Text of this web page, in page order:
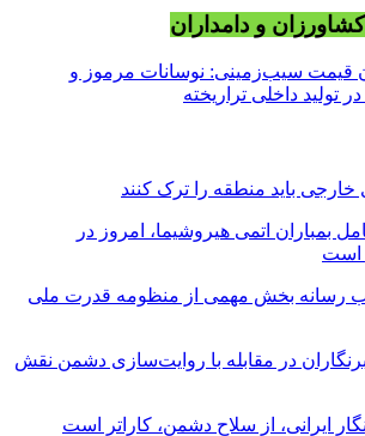
و دامداران
قیمت سیب‌زمینی: نوسانات مرموز و
تولید داخلی تراریخته
خارجی باید منطقه را ترک کنند
بمباران اتمی هیروشیما، امروز در
است
رسانه بخش مهمی از منظومه قدرت ملی
در مقابله با روایت‌سازی دشمن نقش
ایرانی، از سلاح دشمن، کاراتر است